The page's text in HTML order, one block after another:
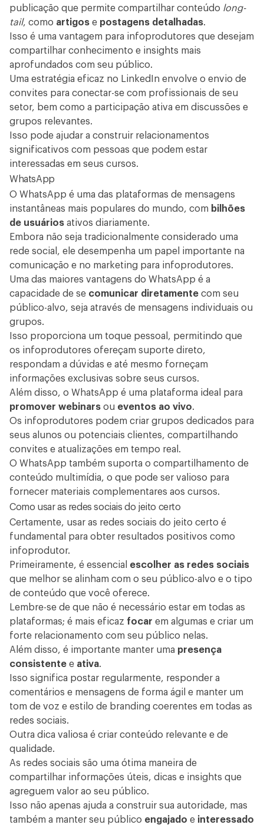
publicação que permite compartilhar conteúdo long-
tail, como artigos e postagens detalhadas.
Isso é uma vantagem para infoprodutores que desejam
compartilhar conhecimento e insights mais
aprofundados com seu público.
Uma estratégia eficaz no LinkedIn envolve o envio de
convites para conectar-se com profissionais de seu
setor, bem como a participação ativa em discussões e
grupos relevantes.
Isso pode ajudar a construir relacionamentos
significativos com pessoas que podem estar
interessadas em seus cursos.
WhatsApp
O WhatsApp é uma das plataformas de mensagens
instantâneas mais populares do mundo, com bilhões
de usuários ativos diariamente.
Embora não seja tradicionalmente considerado uma
rede social, ele desempenha um papel importante na
comunicação e no marketing para infoprodutores.
Uma das maiores vantagens do WhatsApp é a
capacidade de se comunicar diretamente com seu
público-alvo, seja através de mensagens individuais ou
grupos.
Isso proporciona um toque pessoal, permitindo que
os infoprodutores ofereçam suporte direto,
respondam a dúvidas e até mesmo forneçam
informações exclusivas sobre seus cursos.
Além disso, o WhatsApp é uma plataforma ideal para
promover webinars ou eventos ao vivo.
Os infoprodutores podem criar grupos dedicados para
seus alunos ou potenciais clientes, compartilhando
convites e atualizações em tempo real.
O WhatsApp também suporta o compartilhamento de
conteúdo multimídia, o que pode ser valioso para
fornecer materiais complementares aos cursos.
Como usar as redes sociais do jeito certo
Certamente, usar as redes sociais do jeito certo é
fundamental para obter resultados positivos como
infoprodutor.
Primeiramente, é essencial escolher as redes sociais
que melhor se alinham com o seu público-alvo e o tipo
de conteúdo que você oferece.
Lembre-se de que não é necessário estar em todas as
plataformas; é mais eficaz focar em algumas e criar um
forte relacionamento com seu público nelas.
Além disso, é importante manter uma presença
consistente e ativa.
Isso significa postar regularmente, responder a
comentários e mensagens de forma ágil e manter um
tom de voz e estilo de branding coerentes em todas as
redes sociais.
Outra dica valiosa é criar conteúdo relevante e de
qualidade.
As redes sociais são uma ótima maneira de
compartilhar informações úteis, dicas e insights que
agreguem valor ao seu público.
Isso não apenas ajuda a construir sua autoridade, mas
também a manter seu público engajado e interessado